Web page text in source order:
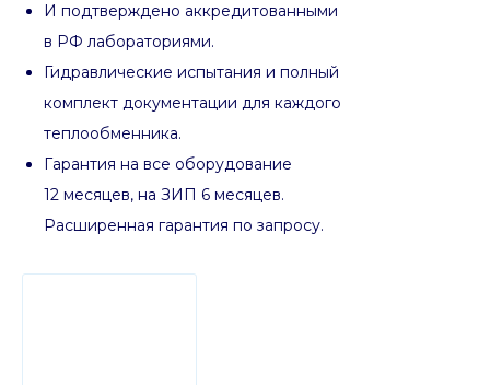
И подтверждено аккредитованными
в РФ лабораториями.
Гидравлические испытания и полный
комплект документации для каждого
теплообменника.
Гарантия на все оборудование
12 месяцев, на ЗИП 6 месяцев.
Расширенная гарантия по запросу.